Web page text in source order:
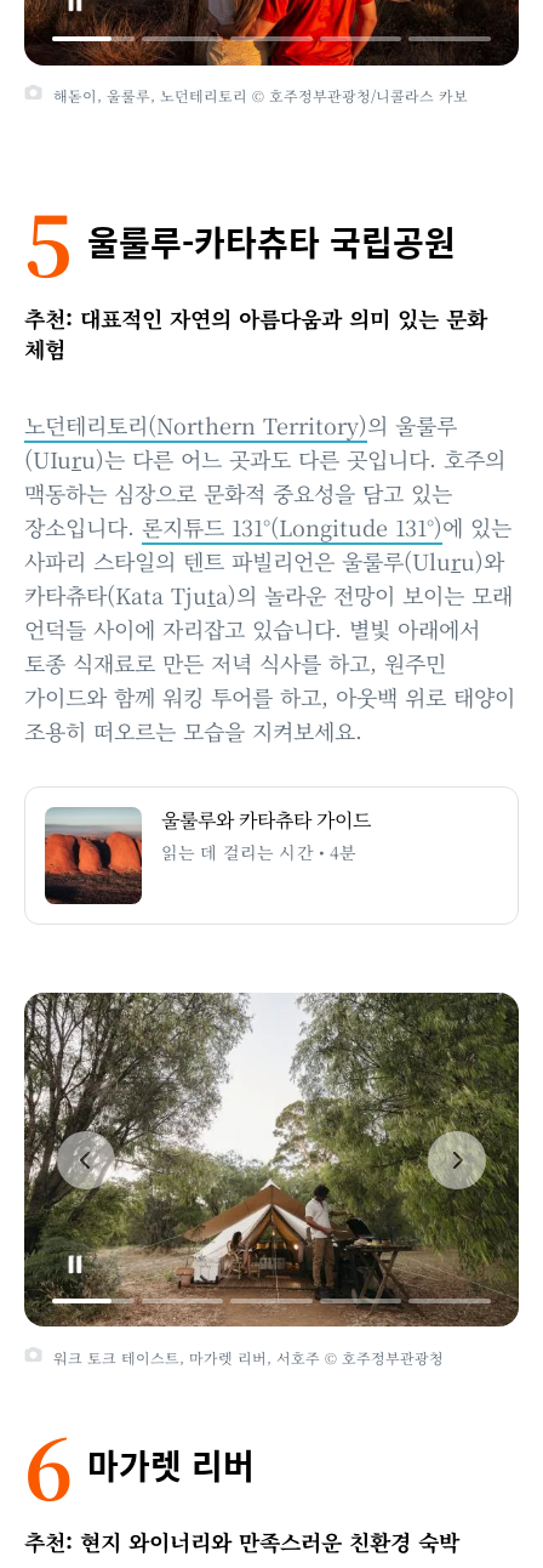
해돋이, 울룰루, 노던테리토리 © 호주정부관광청/니콜라스 카보
5 울룰루‑카타츄타 국립공원
추천: 대표적인 자연의 아름다움과 의미 있는 문화
체험
노던테리토리(Northern Territory)의 울룰루
(UIuru)는 다른 어느 곳과도 다른 곳입니다. 호주의
맥동하는 심장으로 문화적 중요성을 담고 있는
장소입니다. 론지튜드 131°(Longitude 131°)에 있는
사파리 스타일의 텐트 파빌리언은 울룰루(Uluru)와
카타츄타(Kata Tjuta)의 놀라운 전망이 보이는 모래
언덕들 사이에 자리잡고 있습니다. 별빛 아래에서
토종 식재료로 만든 저녁 식사를 하고, 원주민
가이드와 함께 워킹 투어를 하고, 아웃백 위로 태양이
조용히 떠오르는 모습을 지켜보세요.
울룰루와 카타츄타 가이드
읽는 데 걸리는 시간 • 4분
워크 토크 테이스트, 마가렛 리버, 서호주 © 호주정부관광청
6 마가렛 리버
추천: 현지 와이너리와 만족스러운 친환경 숙박